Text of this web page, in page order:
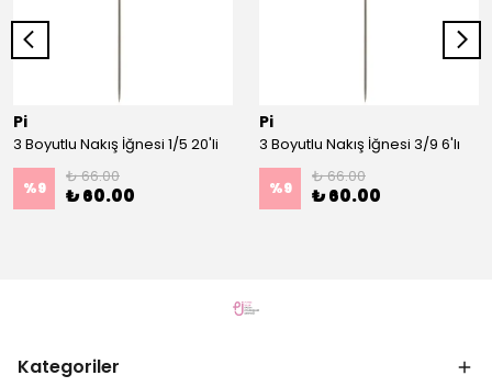
Pi
3 Boyutlu Nakış İğnesi 1/5 20'li
%9
₺ 66.00
₺ 60.00
Pi
3 Boyutlu Nakış İğnesi 3/9 6'lı
%9
₺ 66.00
₺ 60.00
Kategoriler